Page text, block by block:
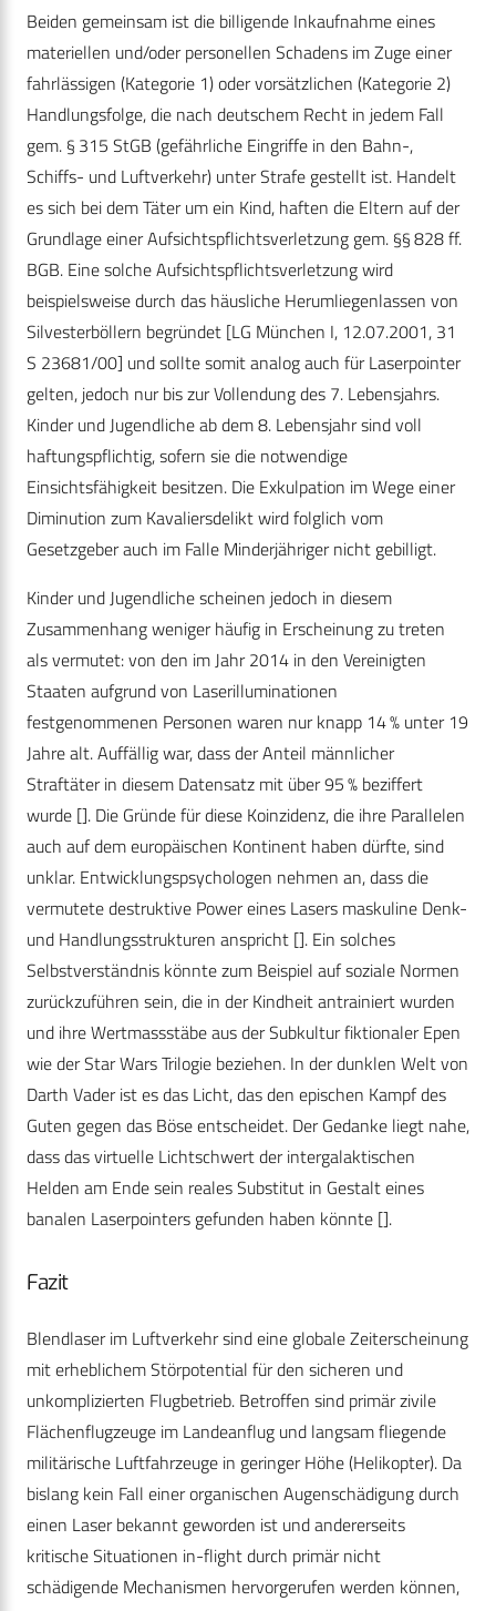
Beiden gemeinsam ist die billigende Inkaufnahme eines
materiellen und/oder personellen Schadens im Zuge einer
fahrlässigen (Kategorie 1) oder vorsätzlichen (Kategorie 2)
Handlungsfolge, die nach deutschem Recht in jedem Fall
gem. § 315 StGB (gefährliche Eingriffe in den Bahn-,
Schiffs- und Luftverkehr) unter Strafe gestellt ist. Handelt
es sich bei dem Täter um ein Kind, haften die Eltern auf der
Grundlage einer Aufsichtspflichtsverletzung gem. §§ 828 ff.
BGB. Eine solche Aufsichtspflichtsverletzung wird
beispielsweise durch das häusliche Herumliegenlassen von
Silvesterböllern begründet [LG München I, 12.07.2001, 31
S 23681/00] und sollte somit analog auch für Laserpointer
gelten, jedoch nur bis zur Vollendung des 7. Lebensjahrs.
Kinder und Jugendliche ab dem 8. Lebensjahr sind voll
haftungspflichtig, sofern sie die notwendige
Einsichtsfähigkeit besitzen. Die Exkulpation im Wege einer
Diminution zum Kavaliersdelikt wird folglich vom
Gesetzgeber auch im Falle Minderjähriger nicht gebilligt.
Kinder und Jugendliche scheinen jedoch in diesem
Zusammenhang weniger häufig in Erscheinung zu treten
als vermutet: von den im Jahr 2014 in den Vereinigten
Staaten aufgrund von Laserilluminationen
festgenommenen Personen waren nur knapp 14 % unter 19
Jahre alt. Auffällig war, dass der Anteil männlicher
Straftäter in diesem Datensatz mit über 95 % beziffert
wurde []. Die Gründe für diese Koinzidenz, die ihre Parallelen
auch auf dem europäischen Kontinent haben dürfte, sind
unklar. Entwicklungspsychologen nehmen an, dass die
vermutete destruktive Power eines Lasers maskuline Denk-
und Handlungsstrukturen anspricht []. Ein solches
Selbstverständnis könnte zum Beispiel auf soziale Normen
zurückzuführen sein, die in der Kindheit antrainiert wurden
und ihre Wertmassstäbe aus der Subkultur fiktionaler Epen
wie der Star Wars Trilogie beziehen. In der dunklen Welt von
Darth Vader ist es das Licht, das den epischen Kampf des
Guten gegen das Böse entscheidet. Der Gedanke liegt nahe,
dass das virtuelle Lichtschwert der intergalaktischen
Helden am Ende sein reales Substitut in Gestalt eines
banalen Laserpointers gefunden haben könnte [].
Fazit
Blendlaser im Luftverkehr sind eine globale Zeiterscheinung
mit erheblichem Störpotential für den sicheren und
unkomplizierten Flugbetrieb. Betroffen sind primär zivile
Flächenflugzeuge im Landeanflug und langsam fliegende
militärische Luftfahrzeuge in geringer Höhe (Helikopter). Da
bislang kein Fall einer organischen Augenschädigung durch
einen Laser bekannt geworden ist und andererseits
kritische Situationen in-flight durch primär nicht
schädigende Mechanismen hervorgerufen werden können,